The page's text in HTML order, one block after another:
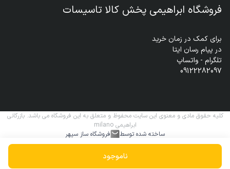
ناموجود
فروشگاه ابراهیمی پخش کالا تاسیسات
09122282097
کلیه حقوق مادی و معنوی این سایت محفوظ و متعلق به این فروشگاه می باشد. بازرگانی
ابراهیمی milano
ساخته شده توسط
فروشگاه ساز سپهر